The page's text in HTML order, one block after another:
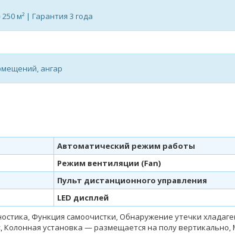
м² | Гарантия 3 года
ангар
Автоматический режим работы
Режим вентиляции (Fan)
Пульт дистанционного управления
LED дисплей
Функция самоочистки, Обнаружение утечки
установка — размещается на полу